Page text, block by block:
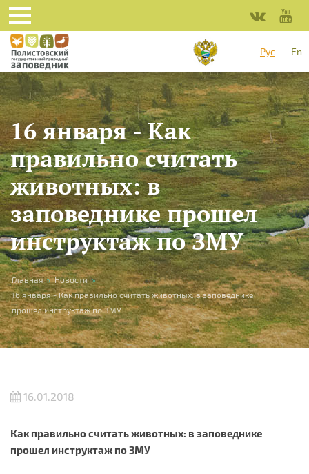
Перейти к основному содержанию
Рус
En
16 января - Как
правильно считать
животных: в
заповеднике прошел
инструктаж по ЗМУ
Вы здесь
Главная » Новости »
16 января - Как правильно считать животных: в заповеднике
прошел инструктаж по ЗМУ
16.01.2018
Как правильно считать животных: в заповеднике
прошел инструктаж по ЗМУ